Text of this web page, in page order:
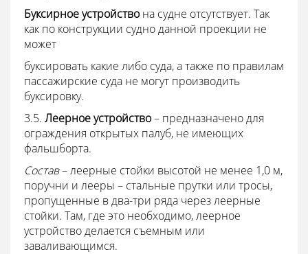
Буксирное устройство на судне отсутствует. Так
как по конструкции судно данной проекции не
может
буксировать какие либо суда, а также по правилам
пассажирские суда не могут производить
буксировку.
3.5. Леерное устройство– предназначено для
ограждения открытых палуб, не имеющих
фальшборта.
Состав– леерные стойки высотой не менее 1,0 м,
поручни и лееры – стальные прутки или тросы,
пропущенные в два-три ряда через леерные
стойки. Там, где это необходимо, леерное
устройство делается съемным или
заваливающимся.